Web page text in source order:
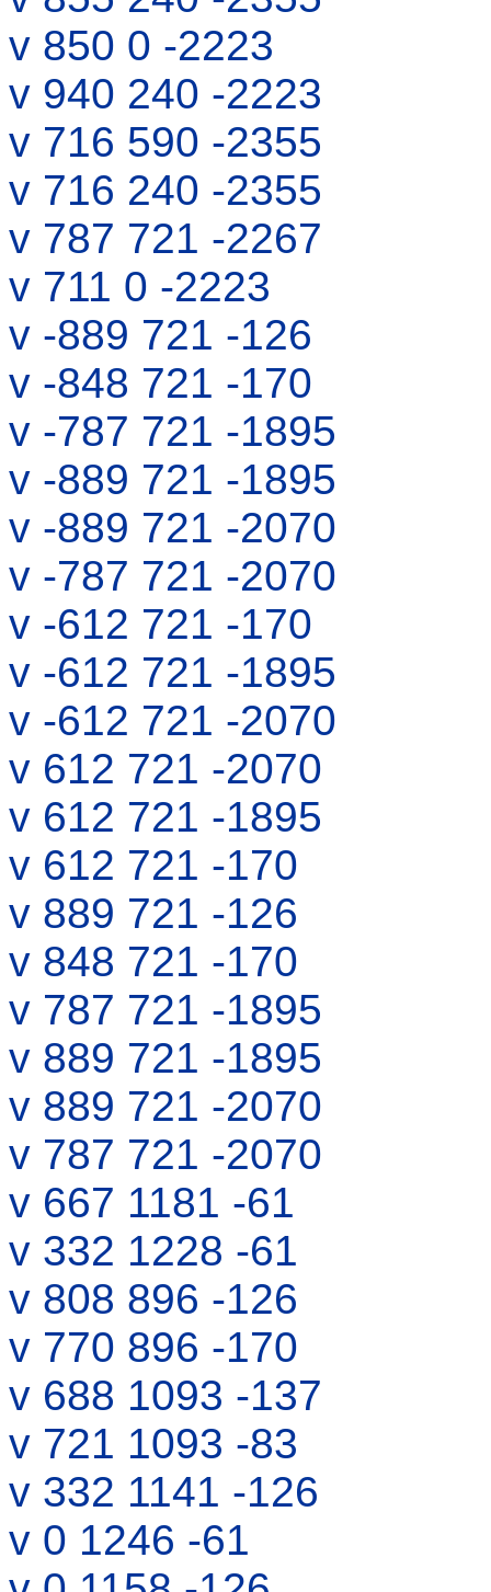
v 850 0 -2223
v 940 240 -2223
v 716 590 -2355
v 716 240 -2355
v 787 721 -2267
v 711 0 -2223
v -889 721 -126
v -848 721 -170
v -787 721 -1895
v -889 721 -1895
v -889 721 -2070
v -787 721 -2070
v -612 721 -170
v -612 721 -1895
v -612 721 -2070
v 612 721 -2070
v 612 721 -1895
v 612 721 -170
v 889 721 -126
v 848 721 -170
v 787 721 -1895
v 889 721 -1895
v 889 721 -2070
v 787 721 -2070
v 667 1181 -61
v 332 1228 -61
v 808 896 -126
v 770 896 -170
v 688 1093 -137
v 721 1093 -83
v 332 1141 -126
v 0 1246 -61